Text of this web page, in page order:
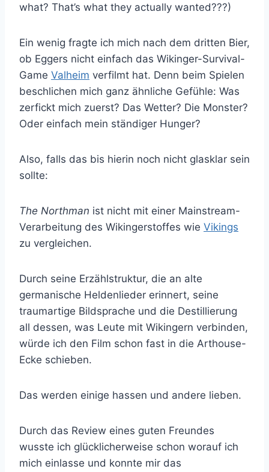
what? That’s what they actually wanted???)
Ein wenig fragte ich mich nach dem dritten Bier,
ob Eggers nicht einfach das Wikinger-Survival-
Game Valheim verfilmt hat. Denn beim Spielen
beschlichen mich ganz ähnliche Gefühle: Was
zerfickt mich zuerst? Das Wetter? Die Monster?
Oder einfach mein ständiger Hunger?
Also, falls das bis hierin noch nicht glasklar sein
sollte:
The Northman ist nicht mit einer Mainstream-
Verarbeitung des Wikingerstoffes wie Vikings
zu vergleichen.
Durch seine Erzählstruktur, die an alte
germanische Heldenlieder erinnert, seine
traumartige Bildsprache und die Destillierung
all dessen, was Leute mit Wikingern verbinden,
würde ich den Film schon fast in die Arthouse-
Ecke schieben.
Das werden einige hassen und andere lieben.
Durch das Review eines guten Freundes
wusste ich glücklicherweise schon worauf ich
mich einlasse und konnte mir das